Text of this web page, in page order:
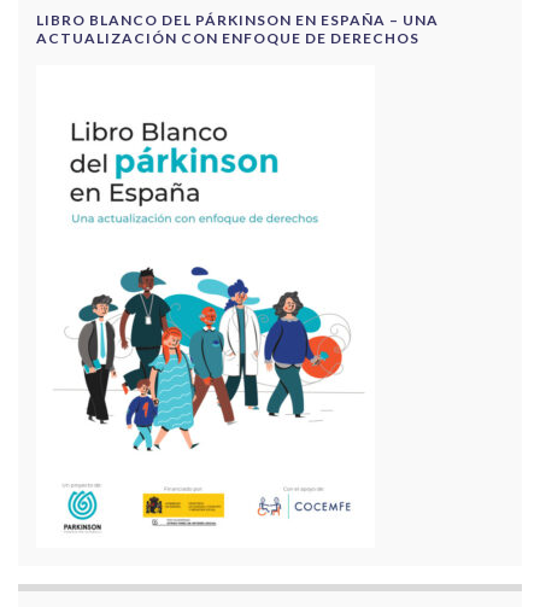
LIBRO BLANCO DEL PÁRKINSON EN ESPAÑA – UNA
ACTUALIZACIÓN CON ENFOQUE DE DERECHOS